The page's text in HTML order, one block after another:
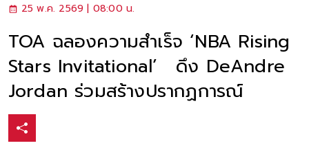
25 พ.ค. 2569 | 08:00 น.
TOA ฉลองความสำเร็จ ‘NBA Rising
Stars Invitational’ ดึง DeAndre
Jordan ร่วมสร้างปรากฏการณ์